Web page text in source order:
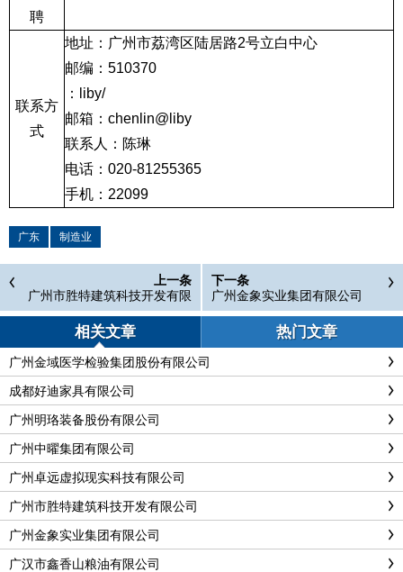
聘
联系方
式
地址：广州市荔湾区陆居路2号立白中心
邮编： 510370
：
liby/
邮箱： chenlin@liby
联系人：陈琳
电话： 020-81255365
手机： 22099
广东 制造业
上一条
广州市胜特建筑科技开发有限
公司
下一条
广州金象实业集团有限公司
相关文章 热门文章
广州金域医学检验集团股份有限公司
成都好迪家具有限公司
广州明珞装备股份有限公司
广州中曜集团有限公司
广州卓远虚拟现实科技有限公司
广州市胜特建筑科技开发有限公司
广州金象实业集团有限公司
广汉市鑫香山粮油有限公司